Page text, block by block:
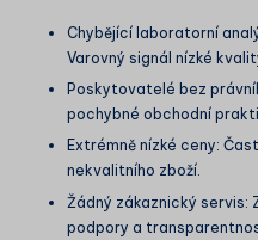
Chybějící laboratorní
Varovný signál nízké
Poskytovatelé bez
pochybné obchodní
Extrémně nízké ceny:
nekvalitního zboží.
Žádný zákaznický servis:
podpory a